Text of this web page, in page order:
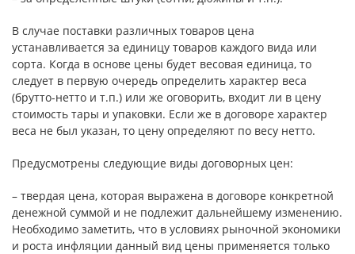
В случае поставки различных товаров цена
устанавливается за единицу товаров каждого вида или
сорта. Когда в основе цены будет весовая единица, то
следует в первую очередь определить характер веса
(брутто-нетто и т.п.) или же оговорить, входит ли в цену
стоимость тары и упаковки. Если же в договоре характер
веса не был указан, то цену определяют по весу нетто.
Предусмотрены следующие виды договорных цен:
– твердая цена, которая выражена в договоре конкретной
денежной суммой и не подлежит дальнейшему изменению.
Необходимо заметить, что в условиях рыночной экономики
и роста инфляции данный вид цены применяется только